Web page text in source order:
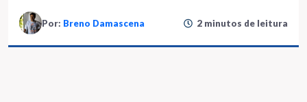
Por: Breno Damascena 2 minutos de leitura